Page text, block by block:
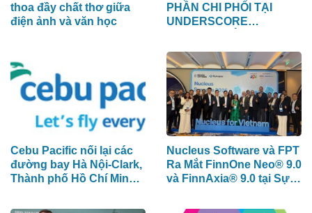
thoa đầy chất thơ giữa
điện ảnh và văn học
PHẦN CHI PHỐI TẠI
UNDERSCORE
CỦA MAGLIANO, ĐÁNH
DẤU BƯỚC THỨ HAI
TRONG QUÁ TRÌNH XÂY
DỰNG NỀN TẢNG
THƯƠNG HIỆU CAO
CẤP MỚI CỦA Ý.
Cebu Pacific nối lại các
đường bay Hà Nội-Clark,
Thành phố Hồ Chí Minh-
Nucleus Software và FPT
Ra Mắt FinnOne Neo® 9.0
và FinnAxia® 9.0 tại Sự
Lần Đầu Tiên tại Việt